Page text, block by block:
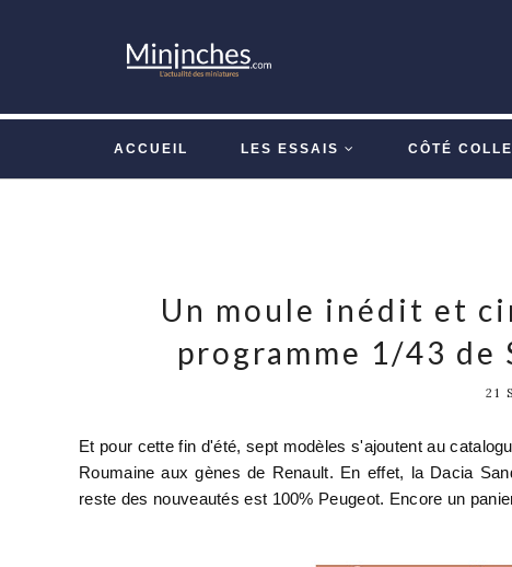
ACCUEIL LES ESSAIS CÔTÉ
Un moule inédit et
programme 1/43 de
21
Et pour cette fin d'été, sept modèles s'ajoutent au
Roumaine aux gènes de Renault. En effet, la Dacia
reste des nouveautés est 100% Peugeot. Encore un